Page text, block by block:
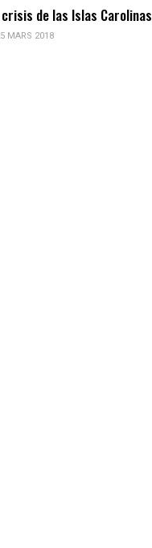
de las Islas Carolinas
MARS 2018